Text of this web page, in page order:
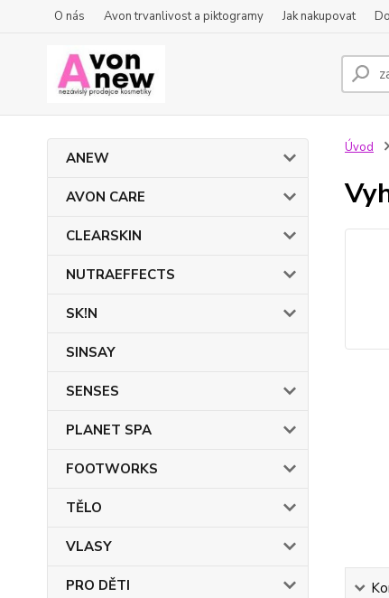
O nás Avon trvanlivost a piktogramy Jak nakupovat
ANEW
AVON CARE
CLEARSKIN
NUTRAEFFECTS
SK!N
SINSAY
SENSES
PLANET SPA
FOOTWORKS
TĚLO
VLASY
PRO DĚTI
Úvod